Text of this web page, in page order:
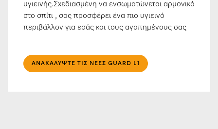
υγιεινής.Σχεδιασμένη να ενσωματώνεται αρμονικά
στο σπίτι , σας προσφέρει ένα πιο υγιεινό
περιβάλλον για εσάς και τους αγαπημένους σας
ΑΝΑΚΑΛΎΨΤΕ ΤΙΣ ΝΈΕΣ GUARD L1